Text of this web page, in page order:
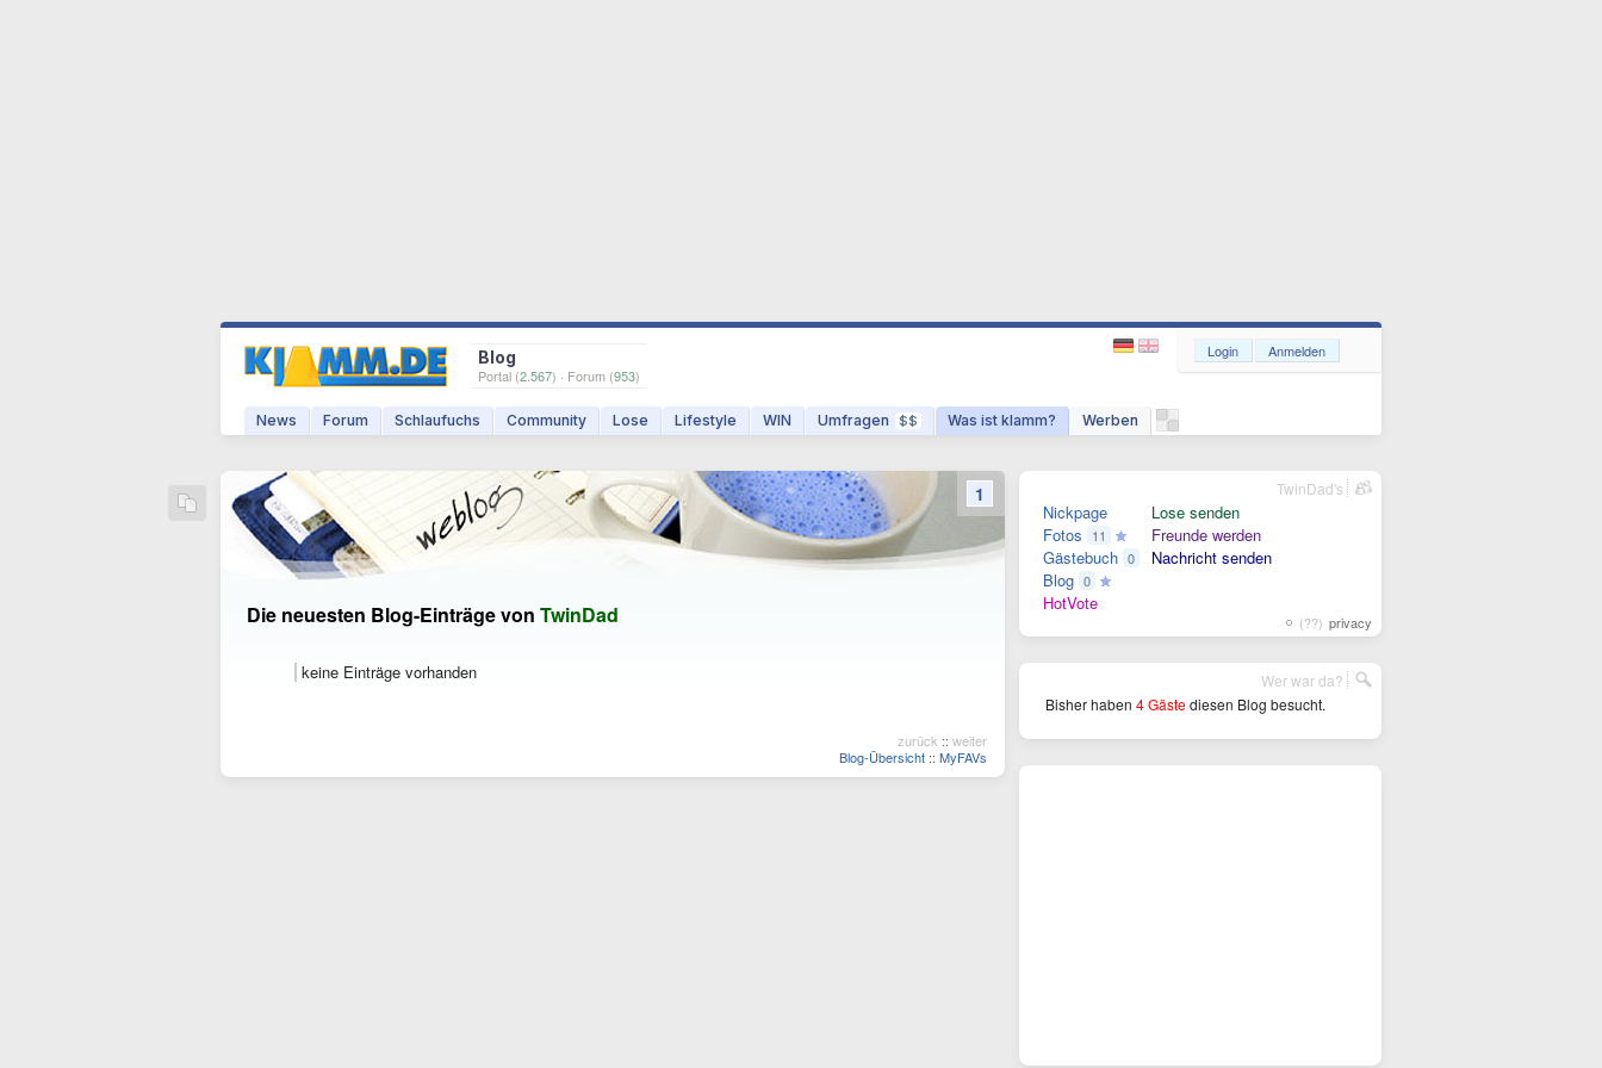
Blog
Portal (2.567) · Forum (953)
News Forum Schlaufuchs Community Lose Lifestyle WIN Umfragen $$ Was ist klamm? Werben
Login Anmelden
Die neuesten Blog-Einträge von TwinDad
keine Einträge vorhanden
zurück :: weiter
Blog-Übersicht :: MyFAVs
1
Nickpage
Fotos
11
Gästebuch 0
Blog 0
HotVote
Lose senden
Freunde werden
Nachricht senden
(??) privacy
TwinDad's
Bisher haben 4 Gästediesen Blog besucht.
Wer war da?